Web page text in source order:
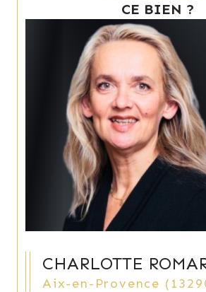
CE BIEN ?
CHARLOTTE
Aix-en-Provence